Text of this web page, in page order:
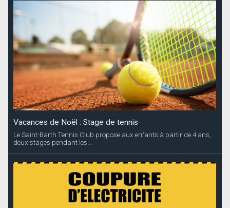
Vacances de Noël : Stage de tennis
Le Saint-Barth Tennis Club propose aux enfants à partir de 4 ans,
deux stages pendant les...